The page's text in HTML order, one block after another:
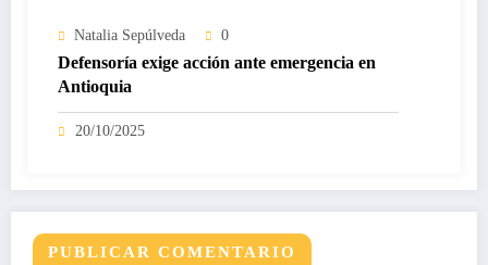
Natalia Sepúlveda 0
Defensoría exige acción ante emergencia en
Antioquia
20/10/2025
PUBLICAR COMENTARIO